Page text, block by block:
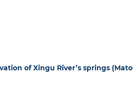
of Xingu River’s springs (Mato